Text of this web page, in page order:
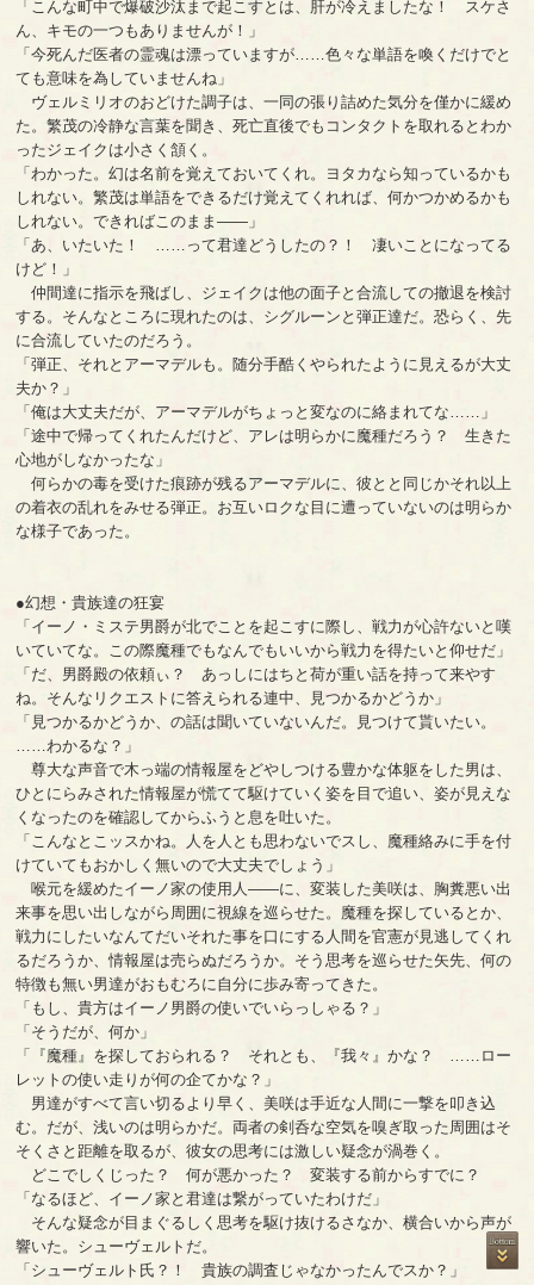
「こんな町中で爆破沙汰まで起こすとは、肝が冷えましたな！ スケさ
ん、キモの一つもありませんが！」
「今死んだ医者の霊魂は漂っていますが……色々な単語を喚くだけでと
ても意味を為していませんね」
ヴェルミリオのおどけた調子は、一同の張り詰めた気分を僅かに緩め
た。繁茂の冷静な言葉を聞き、死亡直後でもコンタクトを取れるとわか
ったジェイクは小さく頷く。
「わかった。幻は名前を覚えておいてくれ。ヨタカなら知っているかも
しれない。繁茂は単語をできるだけ覚えてくれれば、何かつかめるかも
しれない。できればこのまま――」
「あ、いたいた！ ……って君達どうしたの？！ 凄いことになってる
けど！」
仲間達に指示を飛ばし、ジェイクは他の面子と合流しての撤退を検討
する。そんなところに現れたのは、シグルーンと弾正達だ。恐らく、先
に合流していたのだろう。
「弾正、それとアーマデルも。随分手酷くやられたように見えるが大丈
夫か？」
「俺は大丈夫だが、アーマデルがちょっと変なのに絡まれてな……」
「途中で帰ってくれたんだけど、アレは明らかに魔種だろう？ 生きた
心地がしなかったな」
何らかの毒を受けた痕跡が残るアーマデルに、彼とと同じかそれ以上
の着衣の乱れをみせる弾正。お互いロクな目に遭っていないのは明らか
な様子であった。
●幻想・貴族達の狂宴
「イーノ・ミステ男爵が北でことを起こすに際し、戦力が心許ないと嘆
いていてな。この際魔種でもなんでもいいから戦力を得たいと仰せだ」
「だ、男爵殿の依頼ぃ？ あっしにはちと荷が重い話を持って来やす
ね。そんなリクエストに答えられる連中、見つかるかどうか」
「見つかるかどうか、の話は聞いていないんだ。見つけて貰いたい。
……わかるな？」
尊大な声音で木っ端の情報屋をどやしつける豊かな体躯をした男は、
ひとにらみされた情報屋が慌てて駆けていく姿を目で追い、姿が見えな
くなったのを確認してからふうと息を吐いた。
「こんなとこッスかね。人を人とも思わないでスし、魔種絡みに手を付
けていてもおかしく無いので大丈夫でしょう」
喉元を緩めたイーノ家の使用人――に、変装した美咲は、胸糞悪い出
来事を思い出しながら周囲に視線を巡らせた。魔種を探しているとか、
戦力にしたいなんてだいそれた事を口にする人間を官憲が見逃してくれ
るだろうか、情報屋は売らぬだろうか。そう思考を巡らせた矢先、何の
特徴も無い男達がおもむろに自分に歩み寄ってきた。
「もし、貴方はイーノ男爵の使いでいらっしゃる？」
「そうだが、何か」
「『魔種』を探しておられる？ それとも、『我々』かな？ ……ロー
レットの使い走りが何の企てかな？」
男達がすべて言い切るより早く、美咲は手近な人間に一撃を叩き込
む。だが、浅いのは明らかだ。両者の剣呑な空気を嗅ぎ取った周囲はそ
そくさと距離を取るが、彼女の思考には激しい疑念が渦巻く。
どこでしくじった？ 何が悪かった？ 変装する前からすでに？
「なるほど、イーノ家と君達は繋がっていたわけだ」
そんな疑念が目まぐるしく思考を駆け抜けるさなか、横合いから声が
響いた。シューヴェルトだ。
「シューヴェルト氏？！ 貴族の調査じゃなかったんでスか？」